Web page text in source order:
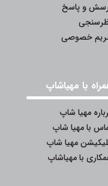
و پاسخ
خصوصی
با مهیاشاپ
مهیا شاپ
با مهیا شاپ
مهیا شاپ
با مهیاشاپ